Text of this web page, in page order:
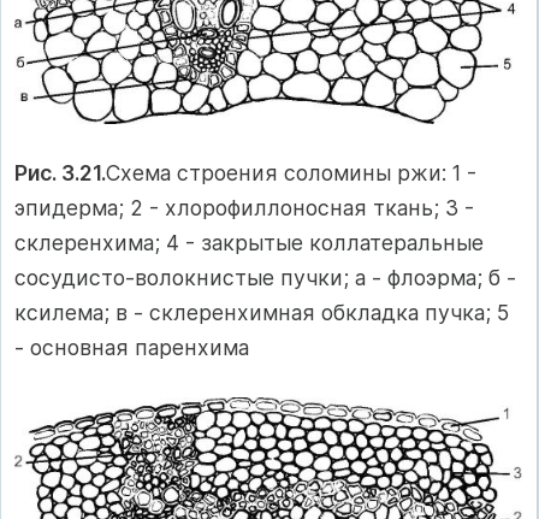
Рис. 3.21.Схема строения соломины ржи: 1 -
эпидерма; 2 - хлорофиллоносная ткань; 3 -
склеренхима; 4 - закрытые коллатеральные
сосудисто-волокнистые пучки; а - флоэрма; б -
ксилема; в - склеренхимная обкладка пучка; 5
- основная паренхима